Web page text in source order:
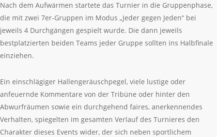
Nach dem Aufwärmen startete das Turnier in die Gruppenphase,
die mit zwei 7er-Gruppen im Modus „Jeder gegen Jeden“ bei
jeweils 4 Durchgängen gespielt wurde. Die dann jeweils
bestplatzierten beiden Teams jeder Gruppe sollten ins Halbfinale
einziehen.
Ein einschlägiger Hallengeräuschpegel, viele lustige oder
anfeuernde Kommentare von der Tribüne oder hinter den
Abwurfräumen sowie ein durchgehend faires, anerkennendes
Verhalten, spiegelten im gesamten Verlauf des Turnieres den
Charakter dieses Events wider, der sich neben sportlichem